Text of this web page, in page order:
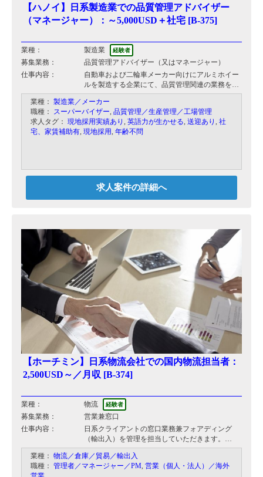
【ハノイ】日系製造業での品質管理アドバイザー
（マネージャー）：～5,000USD＋社宅 [B-375]
業種： 製造業 経験者
募集業務：
品質管理アドバイザー（又はマネージャー）
仕事内容：
自動車および二輪車メーカー向けにアルミホイー
ルを製造する企業にて、品質管理関連の業務をお
任せします。
・ローカルスタッフの教育、管理
・対社外及び各種監査対応
・品質改善サークルの運営 等
業種： 製造業／メーカー
職種： スーパーバイザー, 品質管理／生産管理／工場管理
求人タグ： 現地採用実績あり , 英語力が生かせる, 送迎あり , 社
宅、家賃補助有, 現地採用, 年齢不問
求人案件の詳細へ
【ホーチミン】日系物流会社での国内物流担当者：
2,500USD～／月収 [B-374]
業種： 物流 経験者
募集業務：
営業兼窓口
仕事内容：
日系クライアントの窓口業務兼フォアディング
（輸出入）を管理を担当していただきます。
国内郵送メインで少しだけ貿易も発生します。
業種： 物流／倉庫／貿易／輸出入
職種： 管理者／マネージャー／PM 営業（個人・法人）／海外